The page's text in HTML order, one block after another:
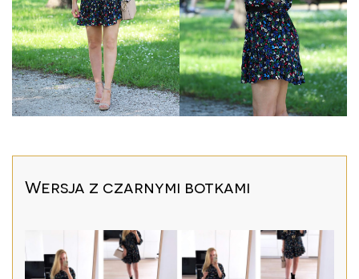
Wersja z czarnymi botkami